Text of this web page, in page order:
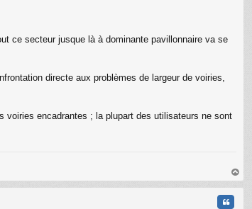
ce secteur jusque là à dominante pavillonnaire va se
directe aux problèmes de largeur de voiries,
voiries encadrantes ; la plupart des utilisateurs ne sont
au